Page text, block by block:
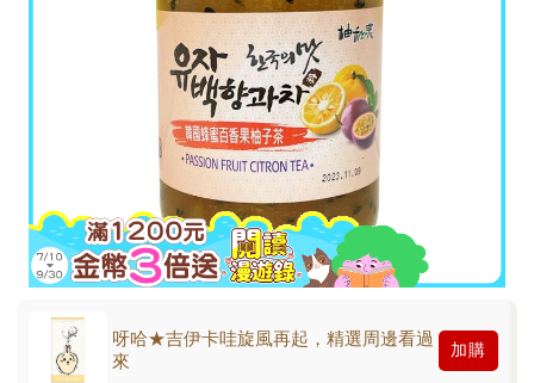
呀哈★吉伊卡哇旋風再起，精選周邊看過
來
加購